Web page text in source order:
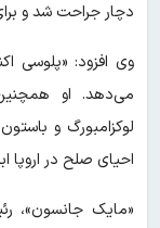
دچار جراحت شد و
وی افزود: «پلوسی
می‌دهد. او
لوکزامبورگ و
احیای صلح در اروپا